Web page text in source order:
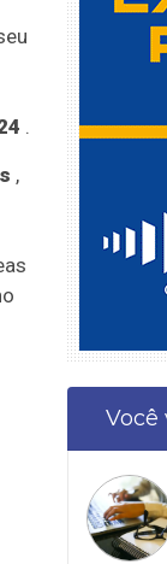
.
,
Você